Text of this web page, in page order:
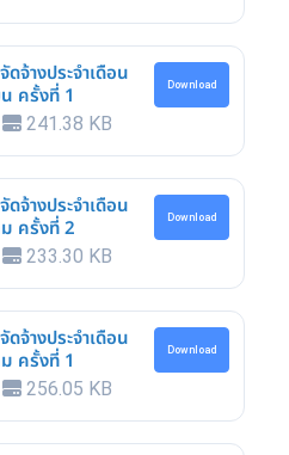
จ้างประจำเดือน
ครั้งที่ 1
241.38 KB
Download
จ้างประจำเดือน
ครั้งที่ 2
233.30 KB
Download
จ้างประจำเดือน
ครั้งที่ 1
256.05 KB
Download